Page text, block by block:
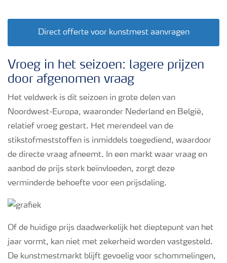
Direct offerte voor kunstmest aanvragen
Vroeg in het seizoen: lagere prijzen
door afgenomen vraag
Het veldwerk is dit seizoen in grote delen van
Noordwest-Europa, waaronder Nederland en België,
relatief vroeg gestart. Het merendeel van de
stikstofmeststoffen is inmiddels toegediend, waardoor
de directe vraag afneemt. In een markt waar vraag en
aanbod de prijs sterk beïnvloeden, zorgt deze
verminderde behoefte voor een prijsdaling.
Of de huidige prijs daadwerkelijk het dieptepunt van het
jaar vormt, kan niet met zekerheid worden vastgesteld.
De kunstmestmarkt blijft gevoelig voor schommelingen,